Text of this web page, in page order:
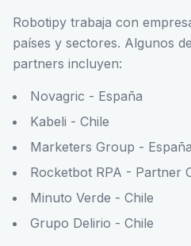
Robotipy trabaja con
países y sectores. Algunos
partners incluyen:
Novagric - España
Kabeli - Chile
Marketers Group - España
Rocketbot RPA - Partner
Minuto Verde - Chile
Grupo Delirio - Chile